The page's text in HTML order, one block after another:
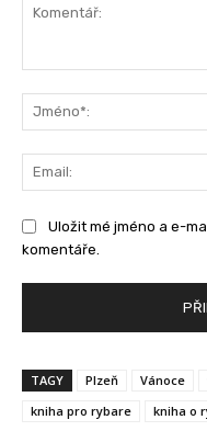
Uložit mé jméno a e-
komentáře.
TAGY Plzeň Vánoce
kniha pro rybare
kniha o